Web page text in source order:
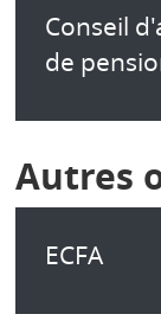
Conseil
de
Autres
ECFA